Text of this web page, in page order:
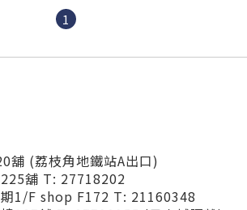
1
舖 (荔枝角地鐵站A出口)
舖 T: 27718202
1/F shop F172 T: 21160348